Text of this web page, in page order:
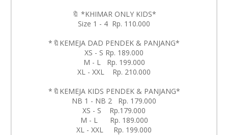
🔖 *KHIMAR ONLY KIDS*
Size 1 - 4 Rp. 110.000
*🔖KEMEJA DAD PENDEK & PANJANG*
XS - S Rp. 189.000
M - L Rp. 199.000
XL - XXL Rp. 210.000
*🔖KEMEJA KIDS PENDEK & PANJANG*
NB 1 - NB 2 Rp. 179.000
XS - S Rp.179.000
M - L Rp. 189.000
XL - XXL Rp. 199.000